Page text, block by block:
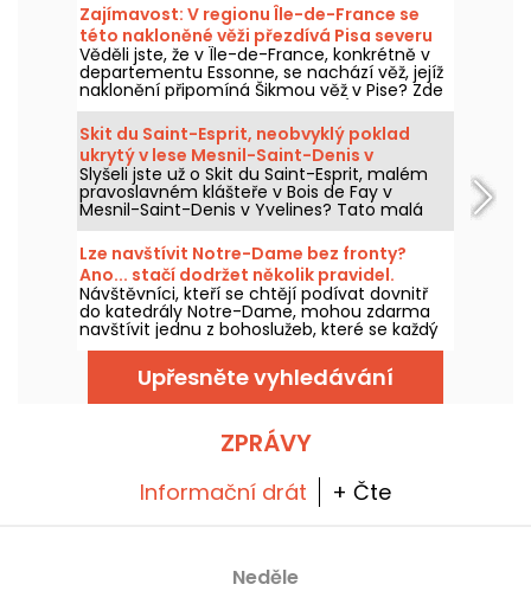
Zajímavost: V regionu Île-de-France se
této nakloněné věži přezdívá Pisa severu
(91).
Věděli jste, že v Île-de-France, konkrétně v
departementu Essonne, se nachází věž, jejíž
naklonění připomíná Šikmou věž v Pise? Zde
je příběh kostela Saint-Martin d'Étampes a
jeho úžasné nakloněné zvonice.
Skit du Saint-Esprit, neobvyklý poklad
ukrytý v lese Mesnil-Saint-Denis v
departementu Yvelines
Slyšeli jste už o Skit du Saint-Esprit, malém
pravoslavném klášteře v Bois de Fay v
Mesnil-Saint-Denis v Yvelines? Tato malá
stavba, která se ve skutečnosti skládá ze tří
kostelů, odhaluje poklad ukrytý uvnitř, který
musí navštívit milovníci neobvyklých
památek a historie umění.
Lze navštívit Notre-Dame bez fronty?
Ano... stačí dodržet několik pravidel.
Návštěvníci, kteří se chtějí podívat dovnitř
do katedrály Notre-Dame, mohou zdarma
navštívit jednu z bohoslužeb, které se každý
den konají. Tato možnost je otevřená všem,
stačí přijít hlavně kvůli účasti na slavení
nebo plně dodržet průběh bohoslužby.
Vysvětlíme, co je třeba vědět.
Upřesněte vyhledávání
ZPRÁVY
Informační drát + Čte
Neděle